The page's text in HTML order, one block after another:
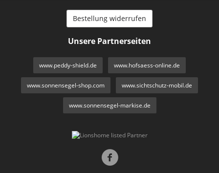
Bestellung widerrufen
Unsere Partnerseiten
www.peddy-shield.de www.hofsaess-online.de
www.sonnensegel-shop.com www.sichtschutz-mobil.de
www.sonnensegel-markise.de